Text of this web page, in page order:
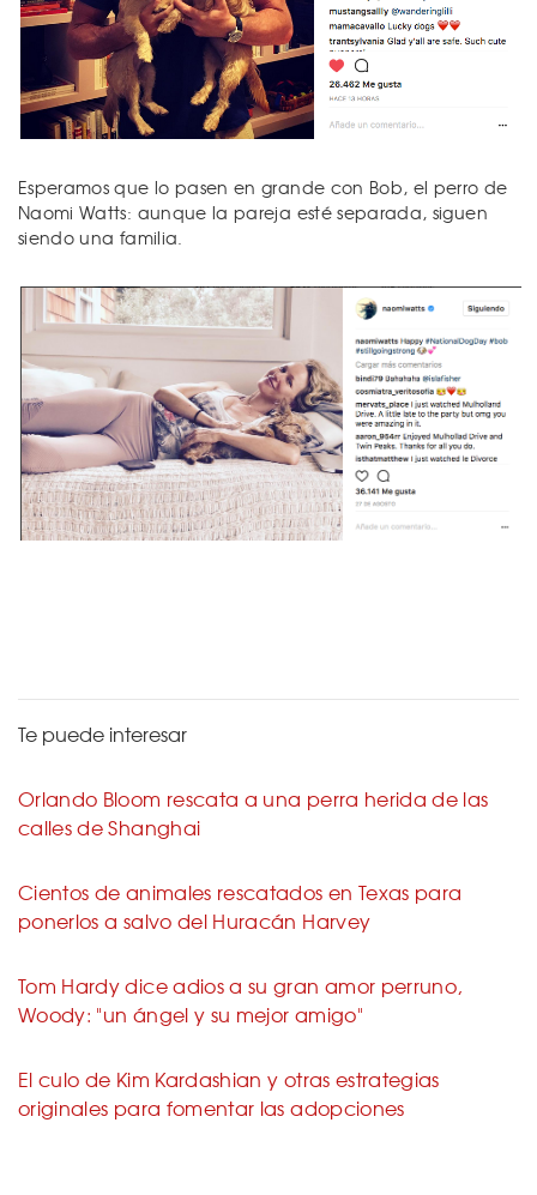
Esperamos que lo pasen en grande con Bob, el perro de
Naomi Watts: aunque la pareja esté separada, siguen
siendo una familia.
Te puede interesar
Orlando Bloom rescata a una perra herida de las
calles de Shanghai
Cientos de animales rescatados en Texas para
ponerlos a salvo del Huracán Harvey
Tom Hardy dice adios a su gran amor perruno,
Woody: "un ángel y su mejor amigo"
El culo de Kim Kardashian y otras estrategias
originales para fomentar las adopciones